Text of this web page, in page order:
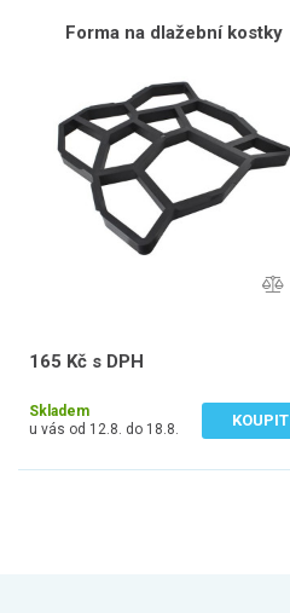
Forma na dlažební kostky
165 Kč s DPH
Skladem
u vás od 12.8. do 18.8.
KOUPIT